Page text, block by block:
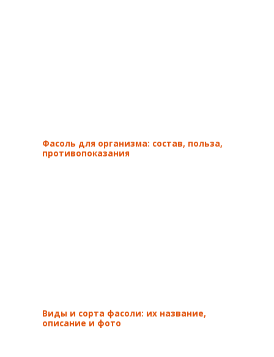
Фасоль для организма: состав, польза,
противопоказания
Виды и сорта фасоли: их название,
описание и фото